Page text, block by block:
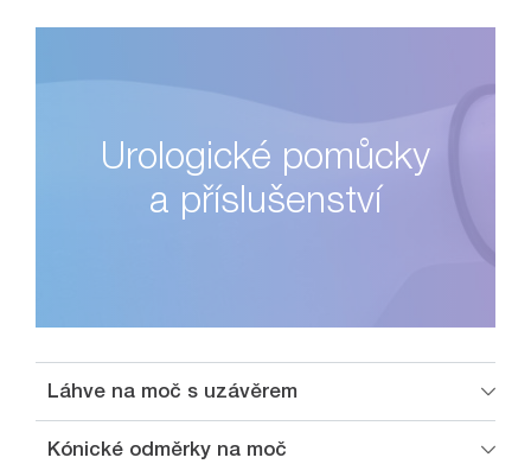
Urologické pomůcky
a příslušenství
Láhve na moč s uzávěrem
Kónické odměrky na moč